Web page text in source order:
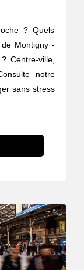
? Quels
Montigny -
Centre-ville,
notre
sans stress